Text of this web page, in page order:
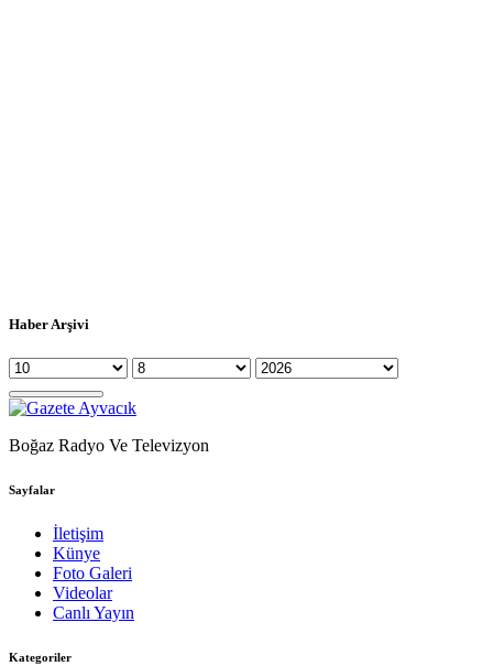
Haber Arşivi
Boğaz Radyo Ve Televizyon
Sayfalar
İletişim
Künye
Foto Galeri
Videolar
Canlı Yayın
Kategoriler